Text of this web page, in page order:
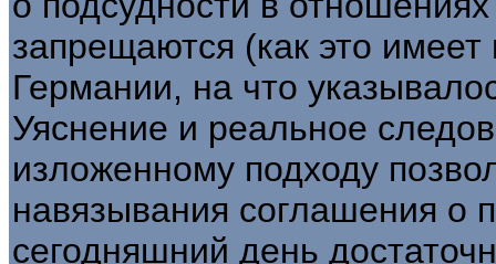
запрещаются (как это
Германии, на что
Уяснение и реальное
изложенному подходу
навязывания соглашения о
сегодняшний день